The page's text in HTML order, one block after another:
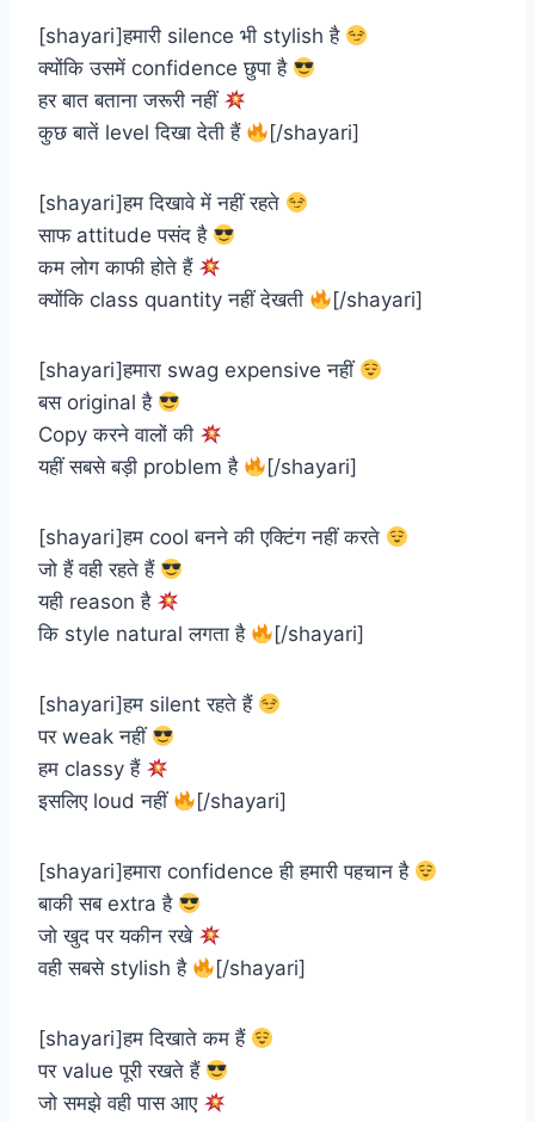
[shayari]हमारी silence भी stylish है
क्योंकि उसमें confidence छुपा है
हर बात बताना जरूरी नहीं
कुछ बातें level दिखा देती हैं
[/shayari]
[shayari]हम दिखावे में नहीं रहते
साफ attitude पसंद है
कम लोग काफी होते हैं
क्योंकि class quantity नहीं देखती
[/shayari]
[shayari]हमारा swag expensive नहीं
बस original है
Copy करने वालों की
यहीं सबसे बड़ी problem है
[/shayari]
[shayari]हम cool बनने की एक्टिंग नहीं करते
जो हैं वही रहते हैं
यही reason है
कि style natural लगता है
[/shayari]
[shayari]हम silent रहते हैं
पर weak नहीं
हम classy हैं
इसलिए loud नहीं
[/shayari]
[shayari]हमारा confidence ही हमारी पहचान है
बाकी सब extra है
जो खुद पर यकीन रखे
वही सबसे stylish है
[/shayari]
[shayari]हम दिखाते कम हैं
पर value पूरी रखते हैं
जो समझे वही पास आए